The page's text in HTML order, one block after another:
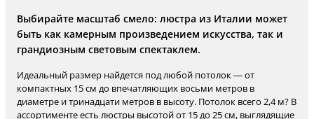
Выбирайте масштаб смело: люстра из Италии может
быть как камерным произведением искусства, так и
грандиозным световым спектаклем.
Идеальный размер найдется под любой потолок — от
компактных 15 см до впечатляющих восьми метров в
диаметре и тринадцати метров в высоту. Потолок всего 2,4 м? В
ассортименте есть люстры высотой от 15 до 25 см, выглядящие